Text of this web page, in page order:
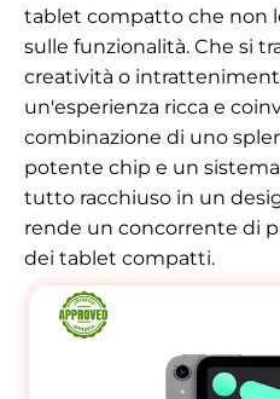
tablet compatto che non
sulle funzionalità. Che si
creatività o
un'esperienza ricca e
combinazione di uno
potente chip e un sistema
tutto racchiuso in un
rende un concorrente di
dei tablet compatti.